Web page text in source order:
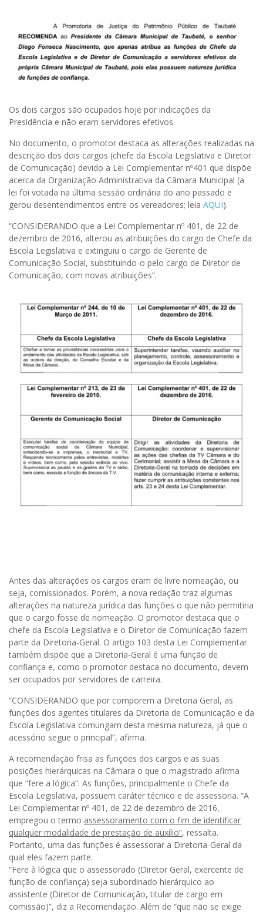
Os dois cargos são ocupados hoje por indicações da
Presidência e não eram servidores efetivos.
No documento, o promotor destaca as alterações realizadas na
descrição dos dois cargos (chefe da Escola Legislativa e Diretor
de Comunicação) devido a Lei Complementar nº401 que dispõe
acerca da Organização Administrativa da Câmara Municipal (a
lei foi votada na última sessão ordinária do ano passado e
gerou desentendimentos entre os vereadores; leia AQUI).
“CONSIDERANDO que a Lei Complementar nº 401, de 22 de
dezembro de 2016, alterou as atribuições do cargo de Chefe da
Escola Legislativa e extinguiu o cargo de Gerente de
Comunicação Social, substituindo-o pelo cargo de Diretor de
Comunicação, com novas atribuições”.
Antes das alterações os cargos eram de livre nomeação, ou
seja, comissionados. Porém, a nova redação traz algumas
alterações na natureza jurídica das funções o que não permitiria
que o cargo fosse de nomeação. O promotor destaca que o
chefe da Escola Legislativa e o Diretor de Comunicação fazem
parte da Diretoria-Geral. O artigo 103 desta Lei Complementar
também dispõe que a Diretoria-Geral é uma função de
confiança e, como o promotor destaca no documento, devem
ser ocupados por servidores de carreira.
“CONSIDERANDO que por comporem a Diretoria Geral, as
funções dos agentes titulares da Diretoria de Comunicação e da
Escola Legislativa comungam desta mesma natureza, já que o
acessório segue o principal”, afirma.
A recomendação frisa as funções dos cargos e as suas
posições hierárquicas na Câmara o que o magistrado afirma
que “fere a lógica”. As funções, principalmente o Chefe da
Escola Legislativa, possuem caráter técnico e de assessoria. “A
Lei Complementar nº 401, de 22 de dezembro de 2016,
empregou o termo assessoramento com o fim de identificar
qualquer modalidade de prestação de auxílio”, ressalta.
Portanto, uma das funções é assessorar a Diretoria-Geral da
qual eles fazem parte.
“Fere à lógica que o assessorado (Diretor Geral, exercente de
função de confiança) seja subordinado hierárquico ao
assistente (Diretor de Comunicação, titular de cargo em
comissão)”, diz a Recomendação. Além de “que não se exige